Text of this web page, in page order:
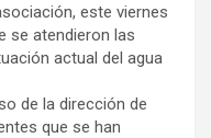
este viernes
se atendieron las
actual del agua
de la dirección de
que se han